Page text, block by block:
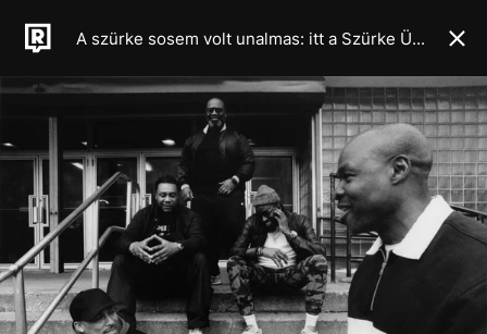
A szürke sosem volt unalmas: itt a Szürke Ünnep, a New Balance különleges filmmel és új kollekcióval ünnepli ikonikus cipőit